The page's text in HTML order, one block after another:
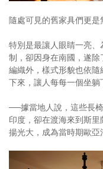
關於Yilan
個人著作
活動實況記錄
媒體報導一覽
合作與代言
隨處可見的舊家具們更是
特別是最讓人眼睛一亮
制，卻因身在南國，遂
編織外，樣式形貌也依
下來，讓人每每一個坐躺
──據當地人說，這些長
印度，卻在渡海來到斯
揚光大，成為當時期歐亞